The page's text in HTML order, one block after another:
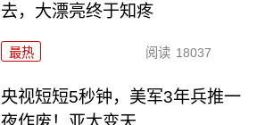
去，大漂亮终于知疼
最热 阅读 18037
央视短短5秒钟，美军3年兵推一